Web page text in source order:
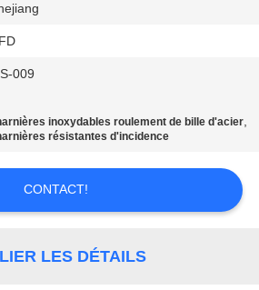
009
inoxydables roulement de bille d'acier,
résistantes d'incidence
CONTACT!
LES DÉTAILS